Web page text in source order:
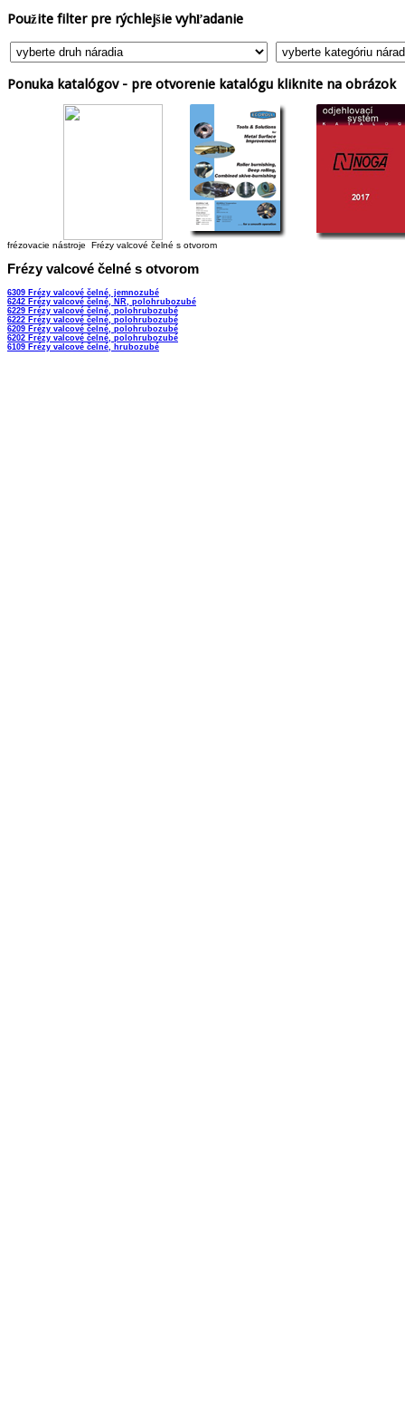
Použite filter pre rýchlejšie vyhľadanie
Ponuka katalógov - pre otvorenie katalógu kliknite na obrázok
frézovacie nástroje Frézy valcové čelné s otvorom
Frézyvalcové čelné s otvorom
6309 Frézy valcové čelné, jemnozubé
6242 Frézy valcové čelné, NR, polohrubozubé
6229 Frézy valcové čelné, polohrubozubé
6222 Frézy valcové čelné, polohrubozubé
6209 Frézy valcové čelné, polohrubozubé
6202 Frézy valcové čelné, polohrubozubé
6109 Frézy valcové čelné, hrubozubé